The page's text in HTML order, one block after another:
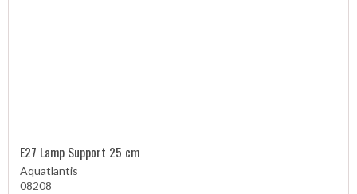
E27 Lamp Support 25 cm
Aquatlantis
08208